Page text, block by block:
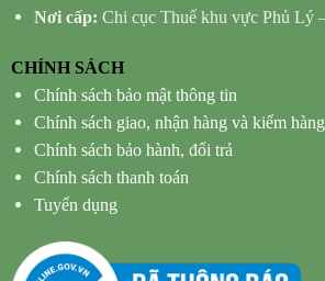
Nơi cấp: Chi cục Thuế khu vực Phủ Lý
CHÍNH SÁCH
Chính sách bảo mật thông tin
Chính sách giao, nhận hàng và kiểm hàng
Chính sách bảo hành, đổi trả
Chính sách thanh toán
Tuyển dụng